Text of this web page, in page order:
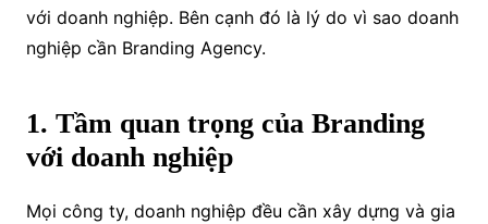
với doanh nghiệp. Bên cạnh đó là lý do vì sao doanh
nghiệp cần Branding Agency.
1. Tầm quan trọng của Branding
với doanh nghiệp
Mọi công ty, doanh nghiệp đều cần xây dựng và gia